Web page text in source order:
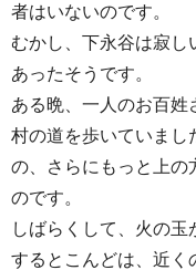
者はいないのです。
むかし、下永谷は寂し
あったそうです。
ある晩、一人のお百姓
村の道を歩いていまし
の、さらにもっと上の
のです。
しばらくして、火の玉
するとこんどは、近く